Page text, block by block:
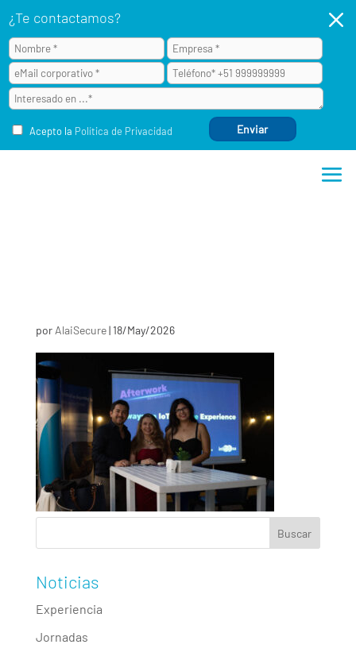
¿Te contactamos?
Acepto la Política de Privacidad
M
por AlaiSecure| 18/May/2026
Noticias
Experiencia
Jornadas